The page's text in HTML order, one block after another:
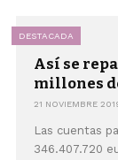
DESTACADA
Así se
millones
21 NOVIEMBRE
Las cuentas
346.407.720